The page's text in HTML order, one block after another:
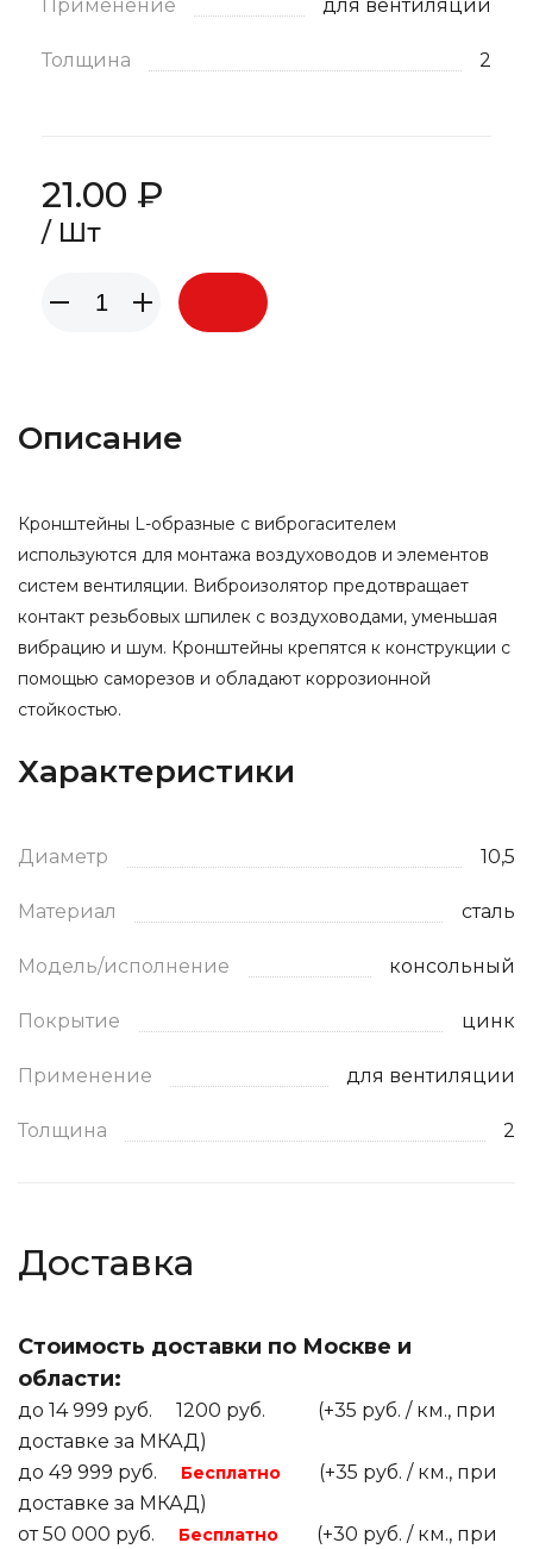
Применение для вентиляции
Толщина 2
21.00 ₽
/ Шт
Описание
Кронштейны L-образные с виброгасителем
используются для монтажа воздуховодов и элементов
систем вентиляции. Виброизолятор предотвращает
контакт резьбовых шпилек с воздуховодами, уменьшая
вибрацию и шум. Кронштейны крепятся к конструкции с
помощью саморезов и обладают коррозионной
стойкостью.
Характеристики
Диаметр 10,5
Материал сталь
Модель/исполнение консольный
Покрытие цинк
Применение для вентиляции
Толщина 2
Доставка
Стоимость доставки по Москве и
области:
до 14 999 руб. 1200 руб. (+35 руб. / км., при
доставке за МКАД)
до 49 999 руб.
Бесплатно
(+35 руб. / км., при
доставке за МКАД)
от 50 000 руб.
Бесплатно (+30 руб. / км., при